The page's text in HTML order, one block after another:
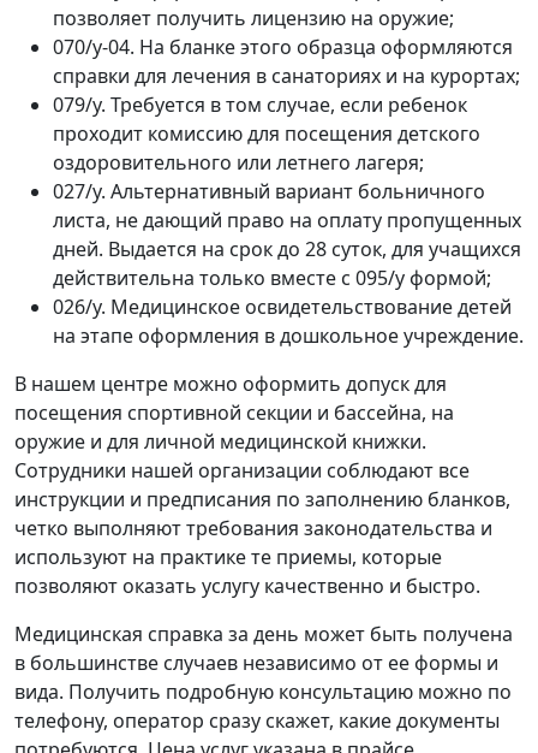
позволяет получить лицензию на оружие;
070/у-04. На бланке этого образца оформляются
справки для лечения в санаториях и на курортах;
079/у. Требуется в том случае, если ребенок
проходит комиссию для посещения детского
оздоровительного или летнего лагеря;
027/у. Альтернативный вариант больничного
листа, не дающий право на оплату пропущенных
дней. Выдается на срок до 28 суток, для учащихся
действительна только вместе с 095/у формой;
026/у. Медицинское освидетельствование детей
на этапе оформления в дошкольное учреждение.
В нашем центре можно оформить допуск для
посещения спортивной секции и бассейна, на
оружие и для личной медицинской книжки.
Сотрудники нашей организации соблюдают все
инструкции и предписания по заполнению бланков,
четко выполняют требования законодательства и
используют на практике те приемы, которые
позволяют оказать услугу качественно и быстро.
Медицинская справка за день может быть получена
в большинстве случаев независимо от ее формы и
вида. Получить подробную консультацию можно по
телефону, оператор сразу скажет, какие документы